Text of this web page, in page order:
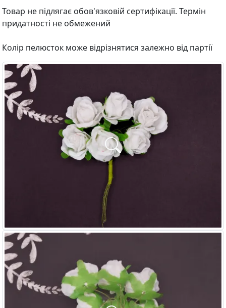
Товар не підлягає обов'язковій сертифікації. Термін
придатності не обмежений
Колір пелюсток може відрізнятися залежно від партії